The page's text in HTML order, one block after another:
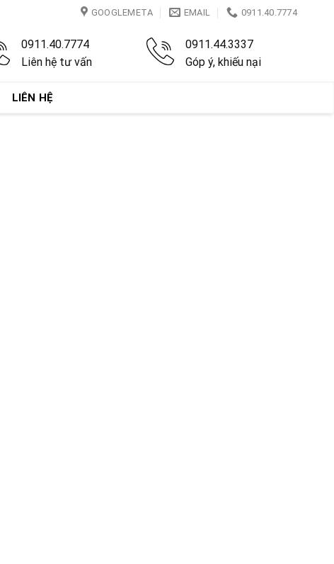
GOOGLEMETA EMAIL 0911.40.7774
0911.40.7774
Liên hệ tư vấn
0911.44.3337
Góp ý, khiếu nại
LIÊN HỆ